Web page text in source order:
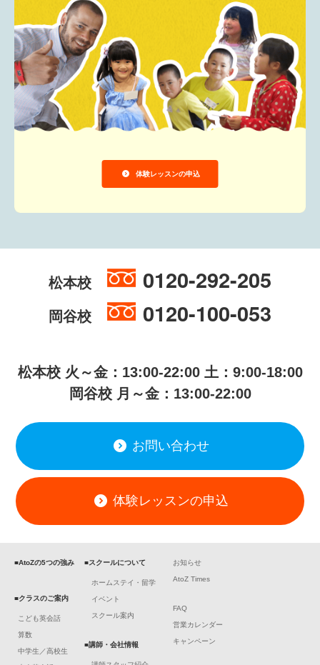
体験レッスンの申込
松本校 0120-292-205
岡谷校 0120-100-053
松本校 火～金：13:00-22:00 土：9:00-18:00
岡谷校 月～金：13:00-22:00
お問い合わせ
体験レッスンの申込
■AtoZの5つの強み
■クラスのご案内
こども英会話
算数
中学生／高校生
■スクールについて
ホームステイ・留学
イベント
スクール案内
■講師・会社情報
お知らせ
AtoZ Times
FAQ
営業カレンダー
キャンペーン